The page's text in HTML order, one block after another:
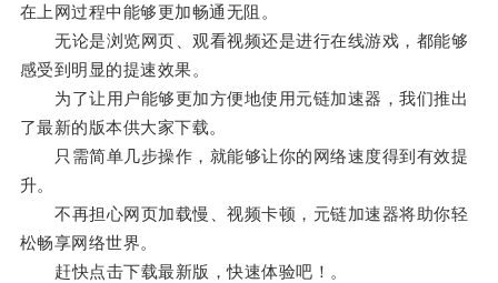
在上网过程中能够更加畅通无阻。
无论是浏览网页、观看视频还是进行在线游戏，都能够
感受到明显的提速效果。
为了让用户能够更加方便地使用元链加速器，我们推出
了最新的版本供大家下载。
只需简单几步操作，就能够让你的网络速度得到有效提
升。
不再担心网页加载慢、视频卡顿，元链加速器将助你轻
松畅享网络世界。
赶快点击下载最新版，快速体验吧！。